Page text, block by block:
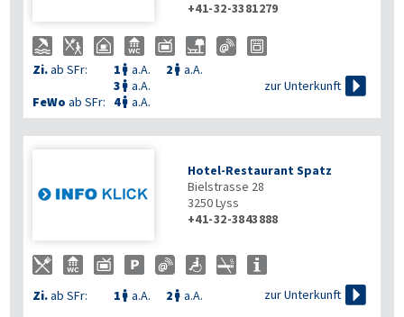
+41-32-3381279
Zi.ab SFr: 1  a.A. 2  a.A.
3  a.A.
FeWo ab SFr: 4 a.A.
zur Unterkunft 
Hotel-Restaurant Spatz
Bielstrasse 28
3250Lyss
+41-32-3843888
Zi.ab SFr: 1  a.A. 2  a.A. zur Unterkunft 